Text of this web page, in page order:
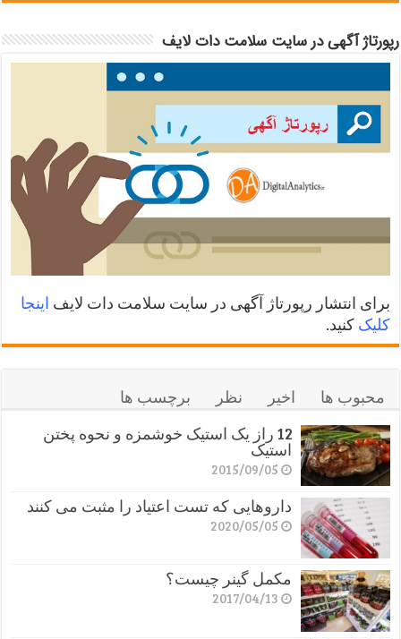
رپورتاژ آگهی در سایت سلامت دات لایف
برای انتشار رپورتاژ آگهی در سایت سلامت دات لایف اینجا
کلیک کنید.
محبوب ها اخیر نظر
برچسب ها
12 راز یک استیک خوشمزه و نحوه پختن
استیک
2015/09/05
داروهایی که تست اعتیاد را مثبت می کنند
2020/05/05
مکمل گینر چیست؟
2017/04/13